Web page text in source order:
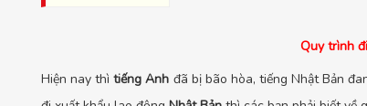
Quy trình
Hiện nay thìtiếng Anh đã bị bão hòa, tiếng Nhật Bản